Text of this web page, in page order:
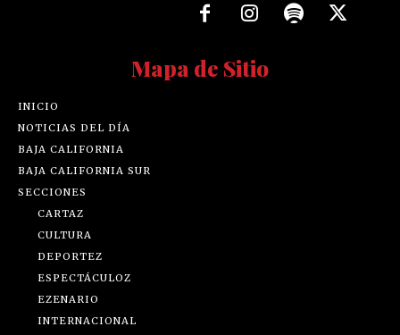
Mapa de Sitio
INICIO
NOTICIAS DEL DÍA
BAJA CALIFORNIA
BAJA CALIFORNIA SUR
SECCIONES
CARTAZ
CULTURA
DEPORTEZ
ESPECTÁCULOZ
EZENARIO
INTERNACIONAL